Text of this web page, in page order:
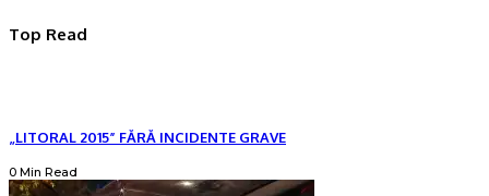
Top Read
„LITORAL 2015” FĂRĂ INCIDENTE GRAVE
0 Min Read